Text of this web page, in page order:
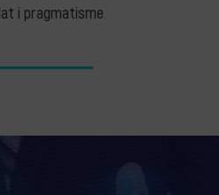
i pragmatisme.